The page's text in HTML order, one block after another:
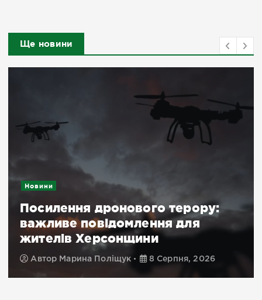
Ще новини
Новини
Посилення дронового терору:
важливе повідомлення для
жителів Херсонщини
Автор Марина Поліщук 8 Серпня, 2026